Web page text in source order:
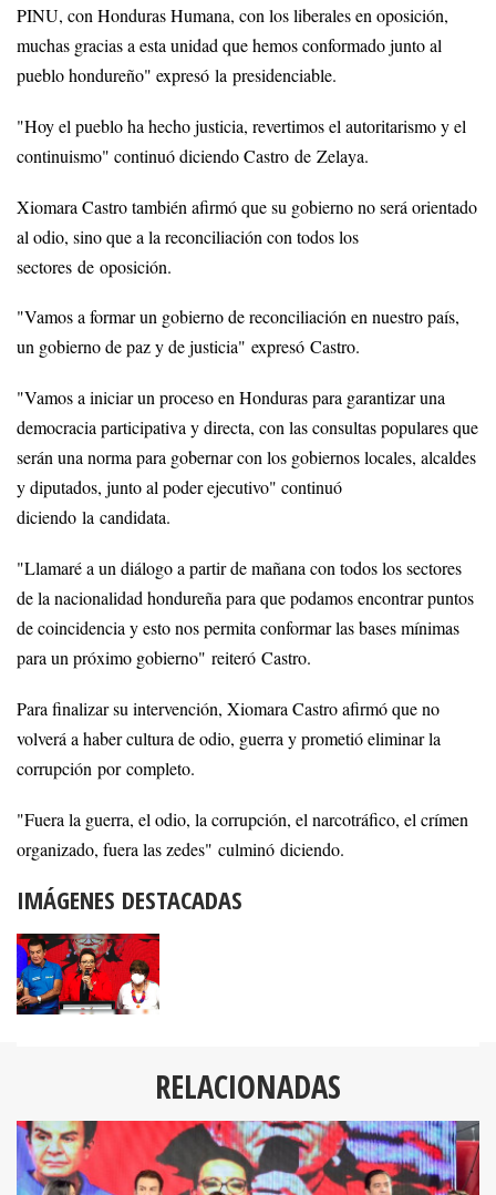
PINU, con Honduras Humana, con los liberales en oposición,
muchas gracias a esta unidad que hemos conformado junto al
pueblo hondureño" expresó la presidenciable.
"Hoy el pueblo ha hecho justicia, revertimos el autoritarismo y el
continuismo" continuó diciendo Castro de Zelaya.
Xiomara Castro también afirmó que su gobierno no será orientado
al odio, sino que a la reconciliación con todos los
sectores de oposición.
"Vamos a formar un gobierno de reconciliación en nuestro país,
un gobierno de paz y de justicia" expresó Castro.
"Vamos a iniciar un proceso en Honduras para garantizar una
democracia participativa y directa, con las consultas populares que
serán una norma para gobernar con los gobiernos locales, alcaldes
y diputados, junto al poder ejecutivo" continuó
diciendo la candidata.
"Llamaré a un diálogo a partir de mañana con todos los sectores
de la nacionalidad hondureña para que podamos encontrar puntos
de coincidencia y esto nos permita conformar las bases mínimas
para un próximo gobierno" reiteró Castro.
Para finalizar su intervención, Xiomara Castro afirmó que no
volverá a haber cultura de odio, guerra y prometió eliminar la
corrupción por completo.
"Fuera la guerra, el odio, la corrupción, el narcotráfico, el crímen
organizado, fuera las zedes" culminó diciendo.
IMÁGENES DESTACADAS
RELACIONADAS